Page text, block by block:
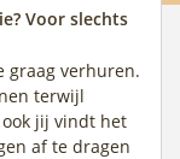
Voor slechts
graag verhuren.
terwijl
jij vindt het
af te dragen